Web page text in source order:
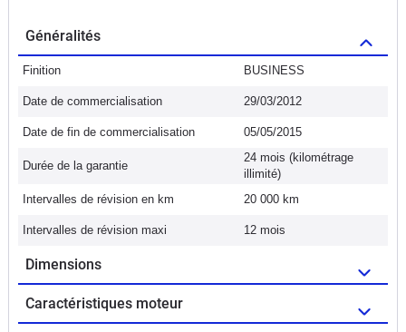
Généralités
Finition BUSINESS
Date de commercialisation 29/03/2012
Date de fin de commercialisation 05/05/2015
Durée de la garantie
24 mois (kilométrage
illimité)
Intervalles de révision en km
20 000 km
Intervalles de révision maxi 12 mois
Dimensions
Caractéristiques moteur